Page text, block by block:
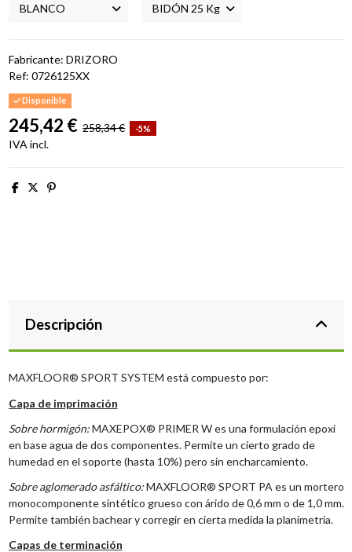
Fabricante: DRIZORO
Ref: 0726125XX
Disponible
245,42 € 258,34 € -5%
IVA incl.
Descripción
MAXFLOOR® SPORT SYSTEM está compuesto por:
Capa de imprimación
Sobre hormigón:MAXEPOX® PRIMER W es una formulación epoxi
en base agua de dos componentes. Permite un cierto grado de
humedad en el soporte (hasta 10%) pero sin encharcamiento.
Sobre aglomerado asfáltico:MAXFLOOR® SPORT PA es un mortero
monocomponente sintético grueso con árido de 0,6 mm o de 1,0 mm.
Permite también bachear y corregir en cierta medida la planimetría.
Capas de terminación